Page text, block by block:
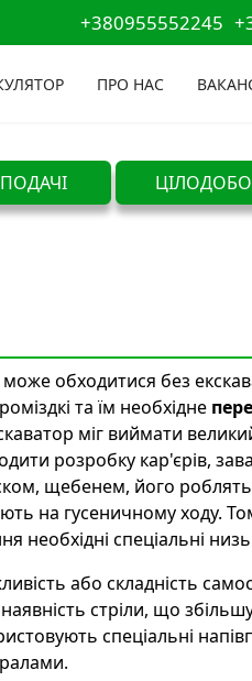
+380955552245
ПРО НАС
обходитися без
та їм необхідне
міг виймати
розробку кар'єрів,
щебенем, його
на гусеничному ходу.
необхідні спеціальні
або складність
стріли, що
спеціальні